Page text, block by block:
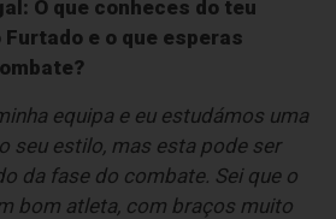
O que conheces do teu
e o que esperas
equipa e eu estudámos uma
seu estilo, mas esta pode ser
da fase do combate. Sei que o
bom atleta, com braços muito